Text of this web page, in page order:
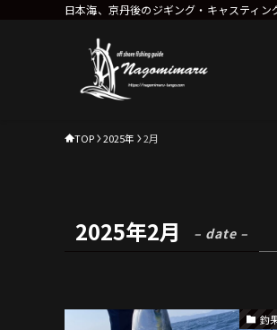
日本海、京丹後のジギング・キャスティン
TOP 2025年 2月
2025年2月 – date –
釣